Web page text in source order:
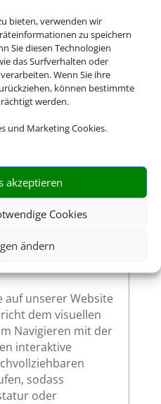
bieten, verwenden wir
zu speichern
Sie diesen Technologien
das Surfverhalten oder
Wenn Sie ihre
können bestimmte
werden.
und Marketing Cookies.
akzeptieren
Cookies
ändern
oder
werden.
vollständige
Maus.
bei
auf unserer Website
dem visuellen
Navigieren mit der
interaktive
sodass
oder